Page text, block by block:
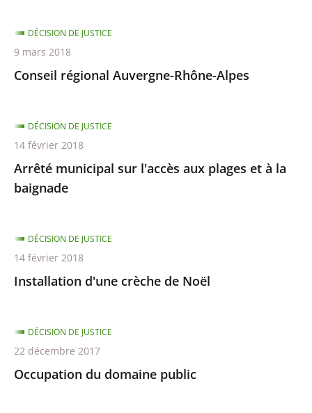
Conseil régional Auvergne-Rhône-Alpes
DÉCISION DE JUSTICE
9 mars 2018
Arrêté municipal sur l'accès aux plages et à la
baignade
DÉCISION DE JUSTICE
14 février 2018
Installation d'une crèche de Noël
DÉCISION DE JUSTICE
14 février 2018
Occupation du domaine public
DÉCISION DE JUSTICE
22 décembre 2017